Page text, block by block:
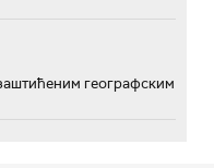
географским